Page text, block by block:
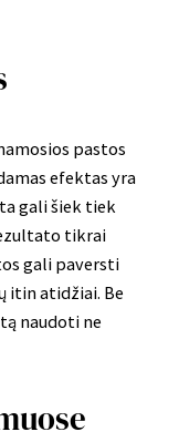
pastos
efektas yra
gali šiek tiek
tikrai
gali paversti
itin atidžiai. Be
naudoti ne